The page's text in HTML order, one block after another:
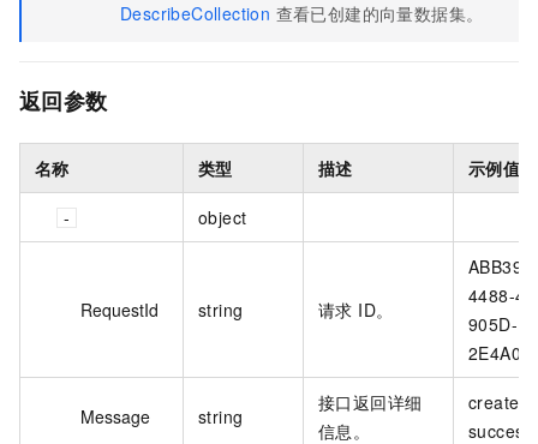
DescribeCollection 查看已创建的向量数据集。
返回参数
名称 类型 描述 示例值
object
RequestId string 请求 ID。
4488-
905D-
Message string
接口返回详细
信息。
create